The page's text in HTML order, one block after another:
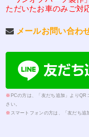
ただいたお車のみご対
メールお問い合わ
※ PCの方は、「友だち追加」より
さい。
※ スマートフォンの方は、「友だち追